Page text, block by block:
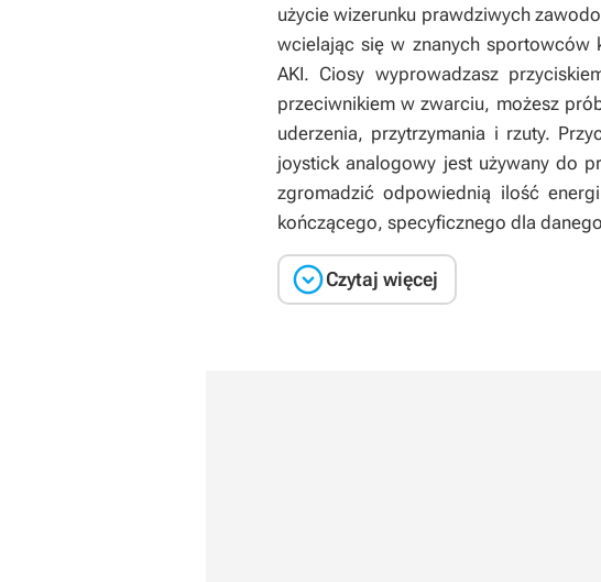
użycie wizerunku prawdziwych
wcielając się w znanych sportowców
AKI. Ciosy wyprowadzasz
przeciwnikiem w zwarciu, możesz
uderzenia, przytrzymania i rzuty.
joystick analogowy jest używany do
zgromadzić odpowiednią ilość
kończącego, specyficznego dla
Czytaj więcej